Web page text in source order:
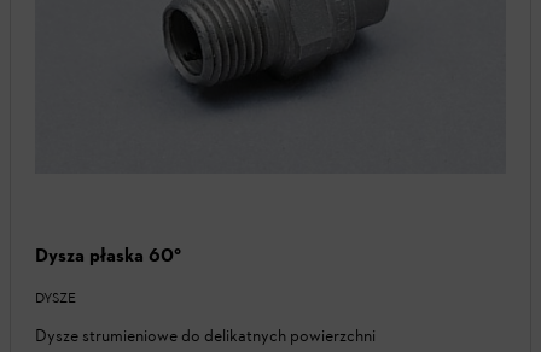
Dysza płaska 60°
DYSZE
Dysze strumieniowe do delikatnych powierzchni